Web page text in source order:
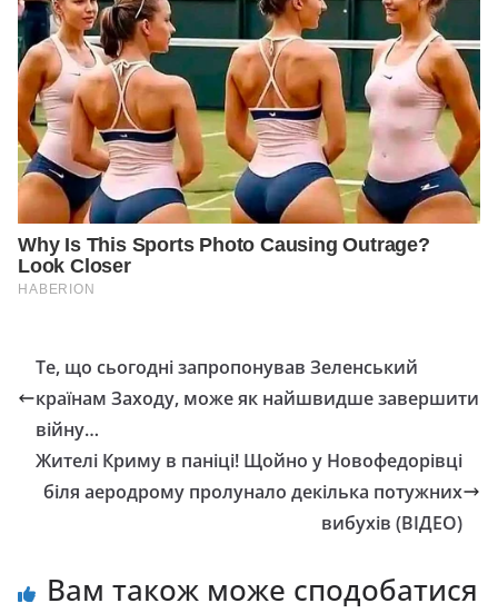
Те, що сьогодні запропонував Зеленський
країнам Заходу, може як найшвидше завершити
війну…
Жителі Криму в паніці! Щойно у Новофедорівці
біля аеродрому пролунало декілька потужних
вибухів (ВІДЕО)
Вам також може сподобатися